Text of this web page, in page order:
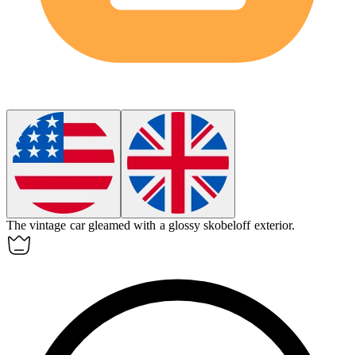
The vintage car gleamed with a glossy skobeloff exterior.